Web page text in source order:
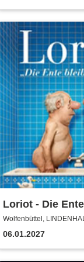
Loriot - Die
draußen!
Wolfenbüttel,
WOLFENBÜTTEL
06.01.2027